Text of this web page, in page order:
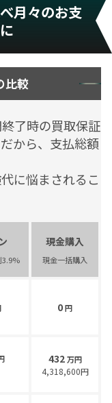
月々のお支
比較
了時の買取保証
から、支払総額
に悩まされるこ
3.9%
現金購入
現金一括購入
0 円
432 万円
4,318,600円